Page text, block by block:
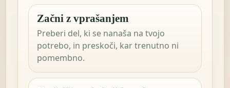
Začni z vprašanjem
Preberi del, ki se nanaša na tvojo
potrebo, in preskoči, kar trenutno ni
pomembno.